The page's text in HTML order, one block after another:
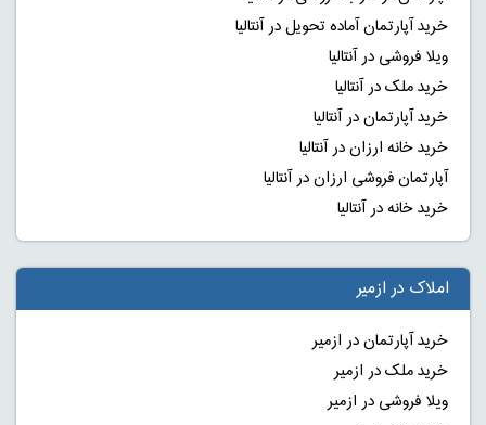
خرید آپارتمان آماده تحویل در آنتالیا
ویلا فروشی در آنتالیا
خرید ملک در آنتالیا
خرید آپارتمان در آنتالیا
خرید خانه ارزان در آنتالیا
آپارتمان فروشی ارزان در آنتالیا
خرید خانه در آنتالیا
املاک در ازمیر
خرید آپارتمان در ازمیر
خرید ملک در ازمیر
ویلا فروشی در ازمیر